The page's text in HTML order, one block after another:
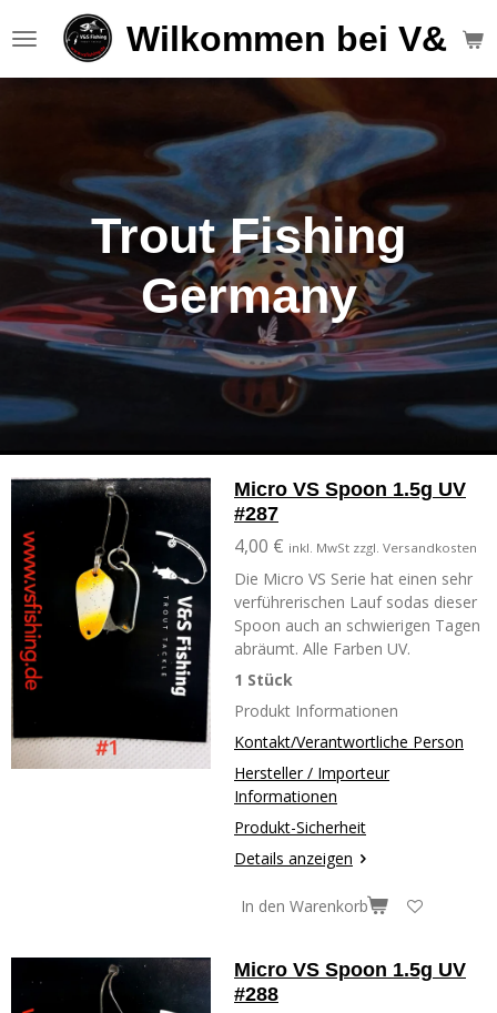
Hauptinhalt
Wilkommen bei V&S
Trout Fishing
Germany
Micro VS Spoon 1.5g UV
#287
4,00 € inkl. MwSt zzgl. Versandkosten
Die Micro VS Serie hat einen sehr
verführerischen Lauf sodas dieser
Spoon auch an schwierigen Tagen
abräumt. Alle Farben UV.
1 Stück
Produkt Informationen
Kontakt/Verantwortliche Person
Hersteller / Importeur
Informationen
Produkt-Sicherheit
Details anzeigen
In den Warenkorb
Micro VS Spoon 1.5g UV
#288